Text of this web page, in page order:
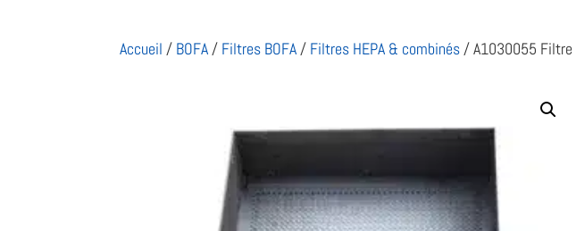
Accueil / BOFA / Filtres BOFA / Filtres HEPA & combinés / A1030055 Filtre